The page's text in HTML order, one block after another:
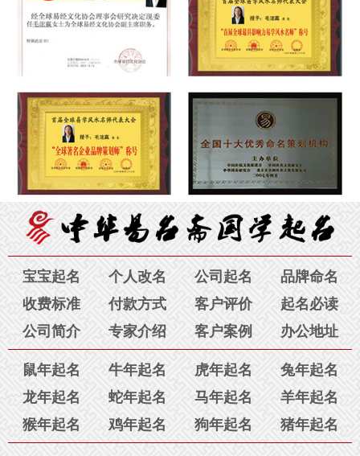
订单号为：156****5687 的 于先生： 感谢中华易名斋取名网毛老
师，所取的名字家人很满意，我们研究选定；于卓含，小名；珍
妮，明天报户口。
8月5日
订单号为：189****6527 的 刘英：
虽说大恩不言谢，可我还想
说，感谢您毛老师！我跟老公在广州本地找了四家起名公司，花
了几千元钱都没有取到满意的好名字，在您这里支付了区区980
元就已经为孩子取到了喜欢的名字。令我们感动的是，我们南北
两地不在一座城市，沟通都是通过电话，邮件，视频讲解含义。
毛老师您的认真，您的专业知识，真诚、耐心和对我们家长的包
容与理解令我们感动，特别是几次已经很晚了，您却不厌其烦的
为我们解答问题，为我讲解名字寓意，让我非常满意。感谢您真
诚善良的心。您就是人们常说的三善女子“善良、善思、善解人
平安！感谢您——孩子的母亲。
8月4日
订单号为：135****5034 的 金先生：一直都相信八字取名字，我
刚开始也是在别的网站上起名字，但是名字取的不好听，含义不
好。看到贵站的毛老师，经过沟通还是觉得有信心，毛老师第一
次起的名字家里人意见不太统一，然后毛老师又给了第二次的结
起名-998元汇款已经收到。
8月2日
订单号为：136****2557
的 辽宁大连徐先生：您的宝宝
起名结果已发出，请查收。
8月2日
订单号为：180****6789的 广西南宁王先生：您的宝宝
起名结果已发出，请查收。
8月1日
订单号为：189****5579的 浙江宁波吕先生：您的宝宝
起名结果已发出，请查收。
8月1日
宝宝起名 个人改名 公司起名
品牌命名
收费标准
付款方式 客户评价
起名必读
公司简介
专家介绍 客户案例 办公地址
鼠年起名 牛年起名 虎年起名
兔年起名
龙年起名
蛇年起名 马年起名
羊年起名
猴年起名
鸡年起名 狗年起名 猪年起名